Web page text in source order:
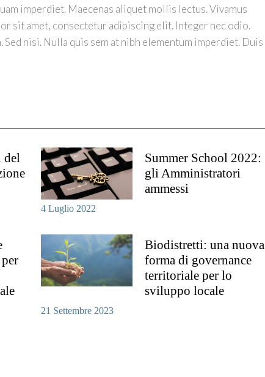
imperdiet. Maecenas aliquet mollis lectus. Vivamus
sit amet, consectetur adipiscing elit. Integer nec odio.
Sed nisi. Nulla quis sem at nibh elementum imperdiet. Duis
del
Summer School 2022:
gli Amministratori
ammessi
4 Luglio 2022
Biodistretti: una nuova
forma di governance
territoriale per lo
sviluppo locale
21 Settembre 2023